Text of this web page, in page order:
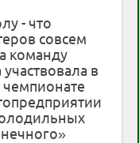
- что
совсем
команду
в
чемпионате